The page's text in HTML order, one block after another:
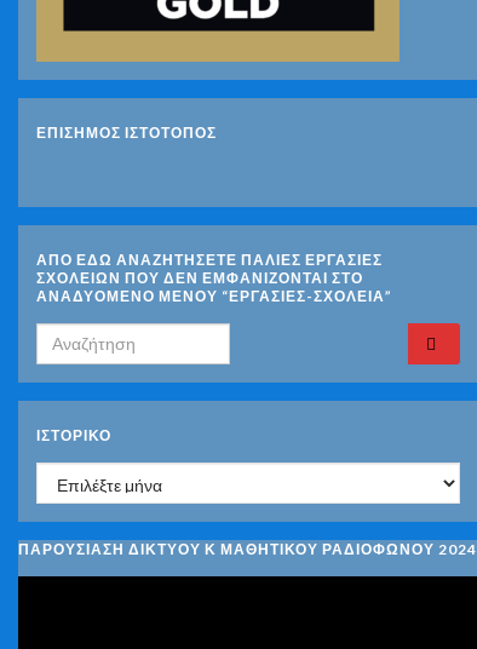
ΕΠΙΣΗΜΟΣ ΙΣΤΟΤΟΠΟΣ
ΑΠΟ ΕΔΩ ΑΝΑΖΗΤΗΣΕΤΕ ΠΑΛΙΕΣ ΕΡΓΑΣΙΕΣ
ΣΧΟΛΕΙΩΝ ΠΟΥ ΔΕΝ ΕΜΦΑΝΙΖΟΝΤΑΙ ΣΤΟ
ΑΝΑΔΥΟΜΕΝΟ ΜΕΝΟΥ “ΕΡΓΑΣΙΕΣ-ΣΧΟΛΕΙΑ”
Search for:
ΙΣΤΟΡΙΚΌ
Ιστορικό
ΠΑΡΟΥΣΙΑΣΗ ΔΙΚΤΥΟΥ Κ ΜΑΘΗΤΙΚΟΥ ΡΑΔΙΟΦΩΝΟΥ 2024